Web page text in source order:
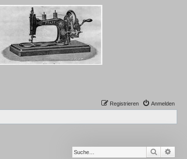
Anmelden
Registrieren
Suche